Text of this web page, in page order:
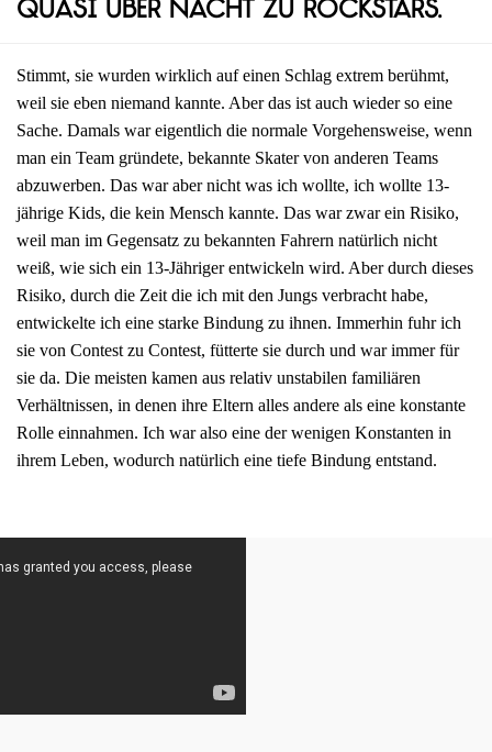
quasi über Nacht zu Rockstars.
Stimmt, sie wurden wirklich auf einen Schlag extrem berühmt,
weil sie eben niemand kannte. Aber das ist auch wieder so eine
Sache. Damals war eigentlich die normale Vorgehensweise, wenn
man ein Team gründete, bekannte Skater von anderen Teams
abzuwerben. Das war aber nicht was ich wollte, ich wollte 13-
jährige Kids, die kein Mensch kannte. Das war zwar ein Risiko,
weil man im Gegensatz zu bekannten Fahrern natürlich nicht
weiß, wie sich ein 13-Jähriger entwickeln wird. Aber durch dieses
Risiko, durch die Zeit die ich mit den Jungs verbracht habe,
entwickelte ich eine starke Bindung zu ihnen. Immerhin fuhr ich
sie von Contest zu Contest, fütterte sie durch und war immer für
sie da. Die meisten kamen aus relativ unstabilen familiären
Verhältnissen, in denen ihre Eltern alles andere als eine konstante
Rolle einnahmen. Ich war also eine der wenigen Konstanten in
ihrem Leben, wodurch natürlich eine tiefe Bindung entstand.